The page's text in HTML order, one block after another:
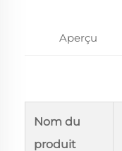
Aperçu
Nom du
produit